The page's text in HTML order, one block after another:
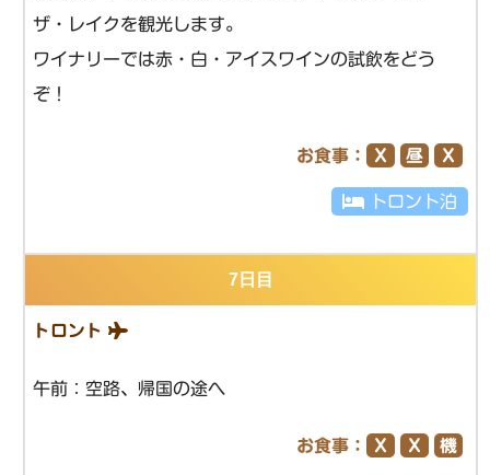
ザ・レイクを観光します。
ワイナリーでは赤・白・アイスワインの試飲をどう
ぞ！
お食事： Ｘ 昼 Ｘ
トロント泊
7日目
トロント
午前：空路、帰国の途へ
お食事： Ｘ Ｘ 機